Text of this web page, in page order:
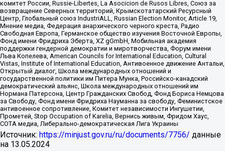
комитет России, Russie-Libertes, La Asocicion de Rusos Libres, Союз за
возвращение Северных территорий, Крымскотатарский Ресурсный
Центр, Глобальный союз IndustriALL, Russian Election Monitor, Article 19,
Мнение медиа, Федерация анархического черного креста, Радио
Свободная Европа, Германское общество изучения Восточной Европы,
Фонд имени Фридриха Эберта, XZ gGmbH, Мобильная академия
поддержки гендерной демократии и миротворчества, Форум имени
Льва Копелева, American Councils for International Education, Cultural
Vistas, Institute of International Education, Антивоенное движение Антальи,
Открытый диалог, Школа международных отношений и
государственной политики им Питера Мунка, Российско-канадский
демократический альянс, Школа международных отношений им
Нормана Патерсона, Центр Гражданских Свобод, Фонд Бориса Немцова
за Свободу, Фонд имени Фридриха Науманна за свободу, Феминистское
антивоенное сопротивление, Комитет независимости Ингушетии,
Прометей, Stop Occupation of Karelia, Вернись живым, Фридом Хаус,
СОТА медиа, Либерально-демократическая Лига Украины
Источник: https://minjust.gov.ru/ru/documents/7756/ данные
на 13.05.2024